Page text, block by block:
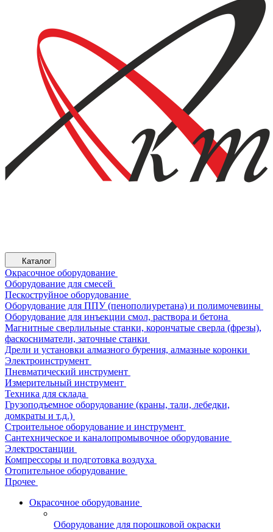
Каталог
Окрасочное оборудование
Оборудование для смесей
Пескоструйное оборудование
Оборудование для ППУ (пенополиуретана) и полимочевины
Оборудование для инъекции смол, раствора и бетона
Магнитные сверлильные станки, корончатые сверла (фрезы),
фаскосниматели, заточные станки
Дрели и установки алмазного бурения, алмазные коронки
Электроинструмент
Пневматический инструмент
Измерительный инструмент
Техника для склада
Грузоподъемное оборудование (краны, тали, лебедки,
домкраты и т.д.)
Строительное оборудование и инструмент
Сантехническое и каналопромывочное оборудование
Электростанции
Компрессоры и подготовка воздуха
Отопительное оборудование
Прочее
Окрасочное оборудование
Оборудование для порошковой окраски